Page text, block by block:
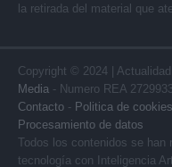
la retirada del material que
Copyright © 2024 |
Media - Numero REA
Contacto - Politica de cookies
Procesamiento de datos
Todos los contenidos se han
tecnología con Inteligencia